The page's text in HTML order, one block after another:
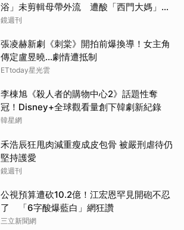
浴」未剪輯母帶外流 遭酸「西門大媽」真
實年齡曝
鏡週刊
張凌赫新劇《刺棠》開拍前爆換導！女主角
傳定盧昱曉…劇情遭抵制
ETtoday星光雲
李棟旭《殺人者的購物中心2》話題性奪
冠！Disney+全球觀看量創下韓劇新紀錄
韓星網
禾浩辰狂甩肉減重瘦成皮包骨 被嚴刑虐待仍
堅持護愛
鏡週刊
公視預算遭砍10.2億！江宏恩罕見開砲不忍
了 「6字酸爆藍白」網狂讚
三立新聞網